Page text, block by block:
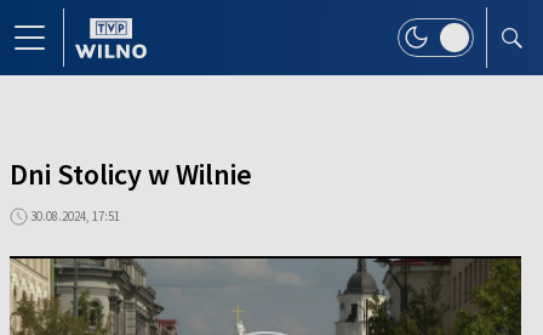
Dni Stolicy w Wilnie
30.08.2024, 17:51